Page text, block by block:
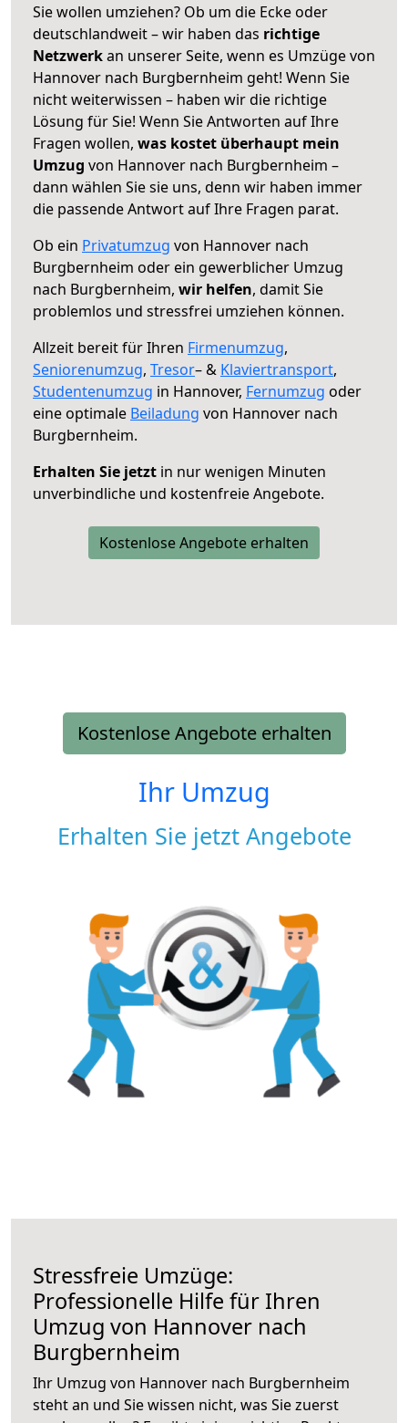
Sie wollen umziehen? Ob um die Ecke oder
deutschlandweit – wir haben das richtige
Netzwerkan unserer Seite, wenn es Umzüge von
Hannover nach Burgbernheim geht! Wenn Sie
nicht weiterwissen – haben wir die richtige
Lösung für Sie! Wenn Sie Antworten auf Ihre
Fragen wollen, was kostet überhaupt mein
Umzug von Hannover nach Burgbernheim –
dann wählen Sie sie uns, denn wir haben immer
die passende Antwort auf Ihre Fragen parat.
Ob ein Privatumzug von Hannover nach
Burgbernheim oder ein gewerblicher Umzug
nach Burgbernheim, wir helfen, damit Sie
problemlos und stressfrei umziehen können.
Allzeit bereit für Ihren Firmenumzug,
Seniorenumzug, Tresor– & Klaviertransport,
Studentenumzug in Hannover, Fernumzug oder
eine optimale Beiladung von Hannover nach
Burgbernheim.
Erhalten Sie jetzt in nur wenigen Minuten
unverbindliche und kostenfreie Angebote.
Kostenlose Angebote erhalten
Kostenlose Angebote erhalten
Ihr Umzug
Erhalten Sie jetzt Angebote
Stressfreie Umzüge:
Professionelle Hilfe für Ihren
Umzug von Hannover nach
Burgbernheim
Ihr Umzug von Hannover nach Burgbernheim
steht an und Sie wissen nicht, was Sie zuerst